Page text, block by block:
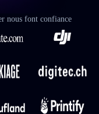
nous font confiance